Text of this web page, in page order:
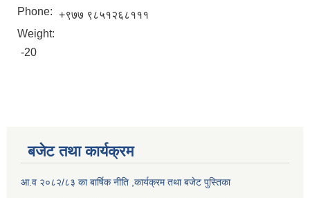
Phone: +९७७ ९८५१२६८१११
Weight:
-20
बजेट तथा कार्यक्रम
आ.व २०८२/८३ का बार्षिक नीति ,कार्यक्रम तथा बजेट पुस्तिका